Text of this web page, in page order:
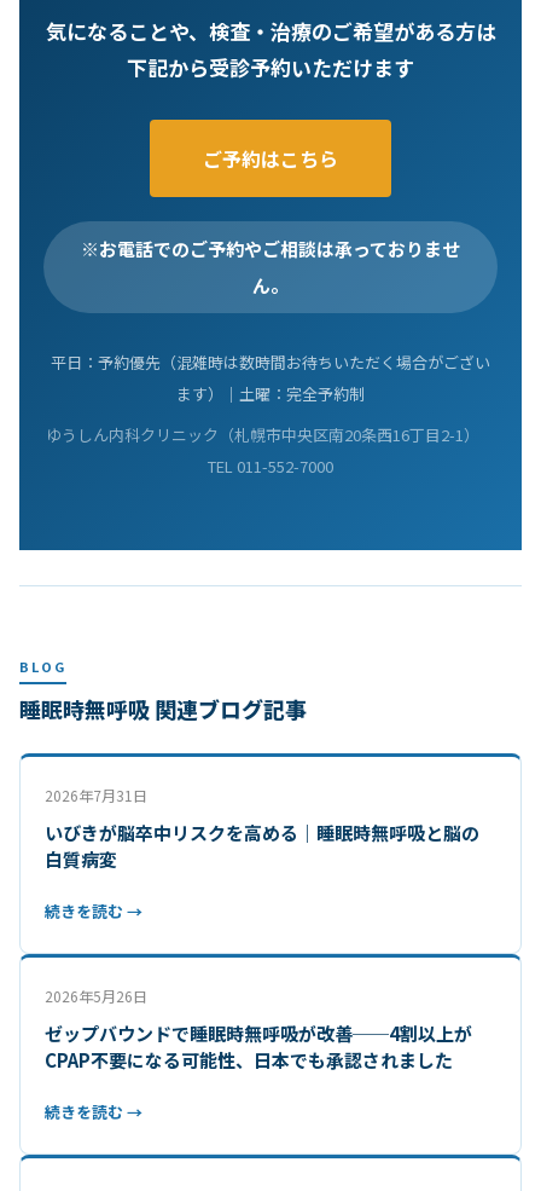
気になることや、検査・治療のご希望がある方は
下記から受診予約いただけます
ご予約はこちら
※お電話でのご予約やご相談は承っておりませ
ん。
平日：予約優先（混雑時は数時間お待ちいただく場合がござい
ます）｜土曜：完全予約制
ゆうしん内科クリニック（札幌市中央区南20条西16丁目2-1）
TEL 011-552-7000
BLOG
睡眠時無呼吸 関連ブログ記事
2026年7月31日
いびきが脳卒中リスクを高める｜睡眠時無呼吸と脳の
白質病変
続きを読む →
2026年5月26日
ゼップバウンドで睡眠時無呼吸が改善──4割以上が
CPAP不要になる可能性、日本でも承認されました
続きを読む →